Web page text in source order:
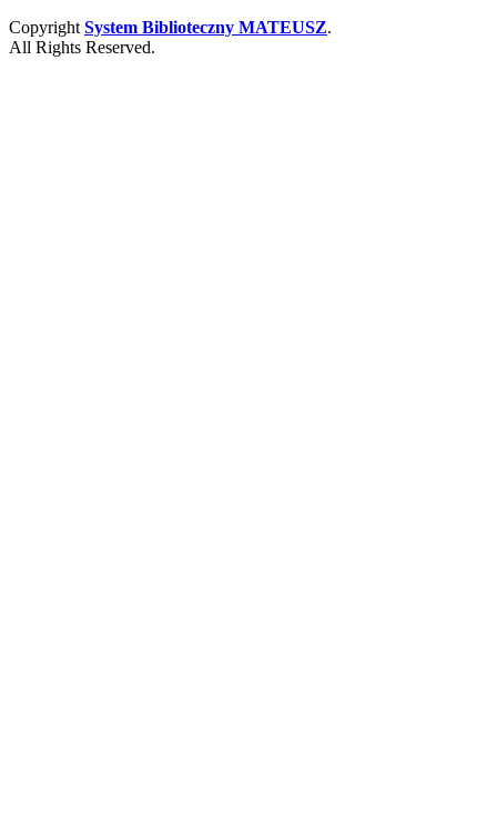
Copyright System Biblioteczny MATEUSZ.
All Rights Reserved.